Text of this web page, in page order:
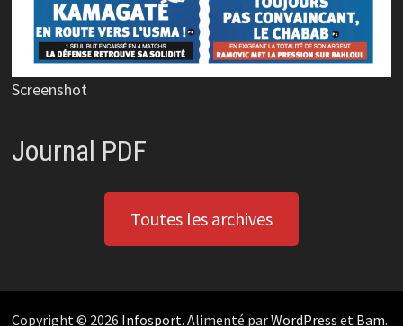
Screenshot
Journal PDF
Toutes les archives
Copyright © 2026 Infosport. Alimenté parWordPress et Bam.